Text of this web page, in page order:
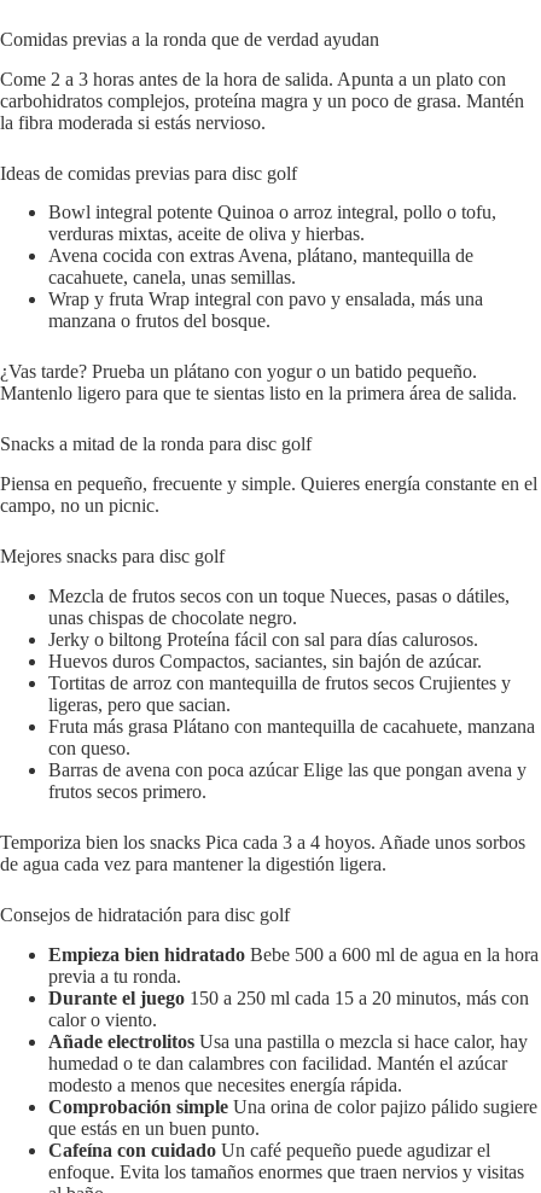
Comidas previas a la ronda que de verdad ayudan
Come 2 a 3 horas antes de la hora de salida. Apunta a un plato con
carbohidratos complejos, proteína magra y un poco de grasa. Mantén
la fibra moderada si estás nervioso.
Ideas de comidas previas para disc golf
Bowl integral potente Quinoa o arroz integral, pollo o tofu,
verduras mixtas, aceite de oliva y hierbas.
Avena cocida con extras Avena, plátano, mantequilla de
cacahuete, canela, unas semillas.
Wrap y fruta Wrap integral con pavo y ensalada, más una
manzana o frutos del bosque.
¿Vas tarde? Prueba un plátano con yogur o un batido pequeño.
Mantenlo ligero para que te sientas listo en la primera área de salida.
Snacks a mitad de la ronda para disc golf
Piensa en pequeño, frecuente y simple. Quieres energía constante en el
campo, no un picnic.
Mejores snacks para disc golf
Mezcla de frutos secos con un toque Nueces, pasas o dátiles,
unas chispas de chocolate negro.
Jerky o biltong Proteína fácil con sal para días calurosos.
Huevos duros Compactos, saciantes, sin bajón de azúcar.
Tortitas de arroz con mantequilla de frutos secos Crujientes y
ligeras, pero que sacian.
Fruta más grasa Plátano con mantequilla de cacahuete, manzana
con queso.
Barras de avena con poca azúcar Elige las que pongan avena y
frutos secos primero.
Temporiza bien los snacks Pica cada 3 a 4 hoyos. Añade unos sorbos
de agua cada vez para mantener la digestión ligera.
Consejos de hidratación para disc golf
Empieza bien hidratado Bebe 500 a 600 ml de agua en la hora
previa a tu ronda.
Durante el juego 150 a 250 ml cada 15 a 20 minutos, más con
calor o viento.
Añade electrolitos Usa una pastilla o mezcla si hace calor, hay
humedad o te dan calambres con facilidad. Mantén el azúcar
modesto a menos que necesites energía rápida.
Comprobación simple Una orina de color pajizo pálido sugiere
que estás en un buen punto.
Cafeína con cuidado Un café pequeño puede agudizar el
enfoque. Evita los tamaños enormes que traen nervios y visitas